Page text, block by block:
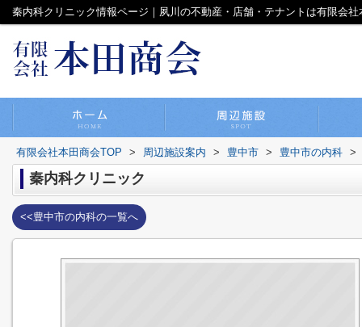
秦内科クリニック情報ページ｜夙川の不動産・店舗・テナントは有限会社
有限会社本田商会TOP > 周辺施設案内 > 豊中市 > 豊中市の内科 >
秦内科クリニック
<<豊中市の内科の一覧へ